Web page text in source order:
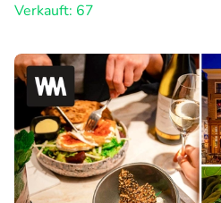
Verkauft: 67